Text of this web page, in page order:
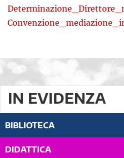
IN EVIDENZA
BIBLIOTECA
DIDATTICA